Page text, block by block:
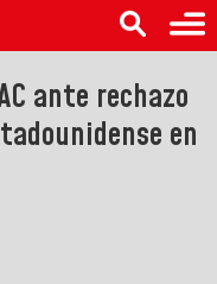
ante rechazo
en